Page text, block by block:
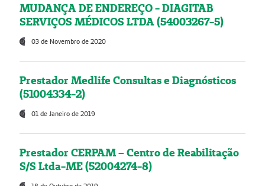
MUDANÇA DE ENDEREÇO - DIAGITAB
SERVIÇOS MÉDICOS LTDA (54003267-5)
03 de Novembro de 2020
Prestador Medlife Consultas e Diagnósticos
(51004334-2)
01 de Janeiro de 2019
Prestador CERPAM – Centro de Reabilitação
S/S Ltda-ME (52004274-8)